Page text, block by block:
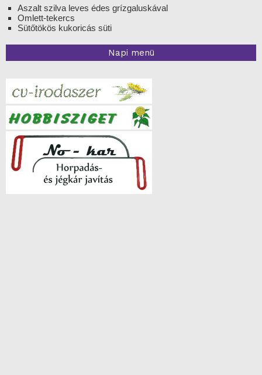
Aszalt szilva leves édes grízgaluskával
Omlett-tekercs
Sütőtökös kukoricás süti
Napi menü